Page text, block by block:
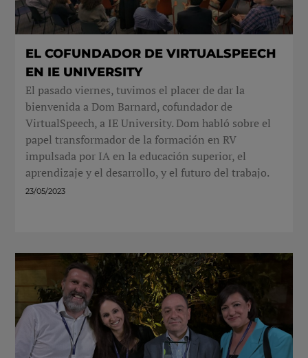
EL COFUNDADOR DE VIRTUALSPEECH
EN IE UNIVERSITY
El pasado viernes, tuvimos el placer de dar la
bienvenida a Dom Barnard, cofundador de
VirtualSpeech, a IE University. Dom habló sobre el
papel transformador de la formación en RV
impulsada por IA en la educación superior, el
aprendizaje y el desarrollo, y el futuro del trabajo.
23/05/2023